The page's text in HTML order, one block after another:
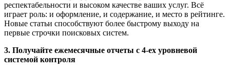
респектабельности и высоком качестве ваших услуг. Всё
играет роль: и оформление, и содержание, и место в рейтинге.
Новые статьи способствуют более быстрому выходу на
первые строчки поисковых систем.
3. Получайте ежемесячные отчеты с 4-ех уровневой
системой контроля